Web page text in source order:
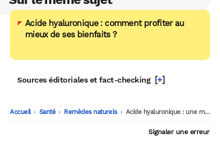
Acide hyaluronique : comment profiter au
mieux de ses bienfaits ?
Sources éditoriales et fact-checking [+]
Accueil -
Santé -
Remèdes naturels -
Acide hyaluronique : une molécule clé contre le vieillissement cutané
Signaler une erreur